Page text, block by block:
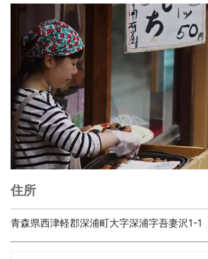
住所
青森県西津軽郡深浦町大字深浦字吾妻沢1-1